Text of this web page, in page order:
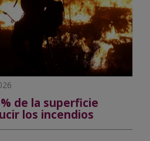
de la superficie
los incendios